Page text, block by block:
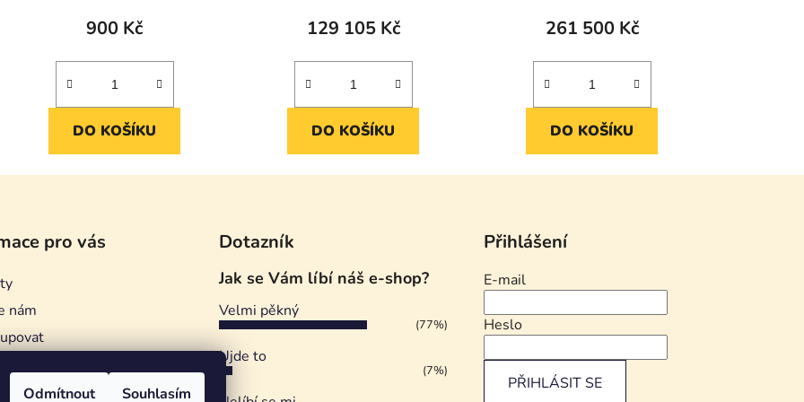
Odmítnout Souhlasím
900 Kč
DO KOŠÍKU
129 105 Kč
DO KOŠÍKU
261 500 Kč
DO KOŠÍKU
pro vás
nám
podmínky
Dotazník
Jak se Vám líbí náš e-shop?
Velmi pěkný
(77%)
Ujde to
(7%)
Přihlášení
E-mail
Heslo
PŘIHLÁSIT SE